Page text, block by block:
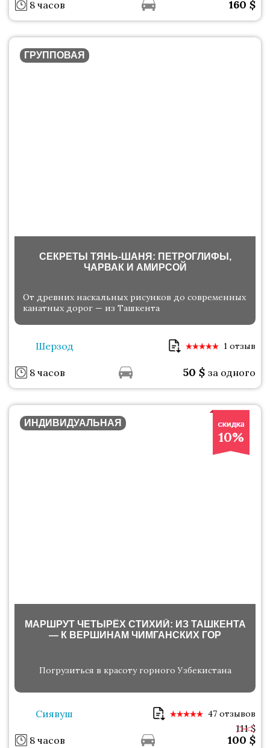
8 часов 160 $
ГРУППОВАЯ
СЕКРЕТЫ ТЯНЬ-ШАНЯ: ПЕТРОГЛИФЫ,
ЧАРВАК И АМИРСОЙ
От древних наскальных рисунков до современных
канатных дорог — из Ташкента
Шерзод 1 отзыв
8 часов 50 $ за одного
10%
ИНДИВИДУАЛЬНАЯ
МАРШРУТ ЧЕТЫРЁХ СТИХИЙ: ИЗ ТАШКЕНТА
— К ВЕРШИНАМ ЧИМГАНСКИХ ГОР
Погрузиться в красоту горного Узбекистана
Сиявуш 47 отзывов
8 часов 100 $
111 $